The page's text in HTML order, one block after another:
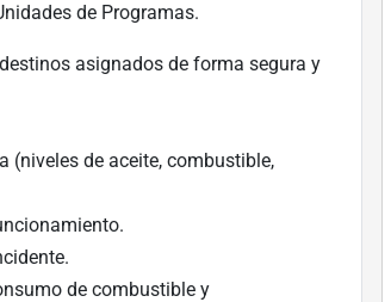
de Programas.
asignados de forma segura y
(niveles de aceite, combustible,
de combustible y